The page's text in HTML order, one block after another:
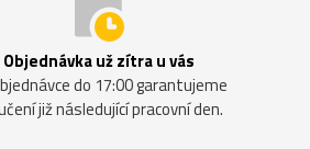
Objednávka už zítra u vás
do 17:00 garantujeme
již následující pracovní den.